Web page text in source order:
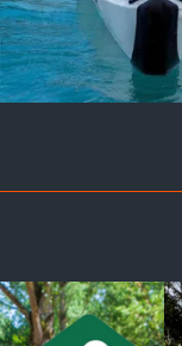
mit unseren